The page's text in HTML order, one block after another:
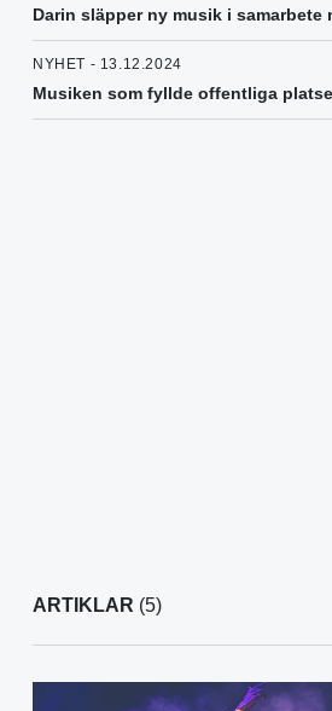
Darin släpper ny musik i samarbete
NYHET - 13.12.2024
Musiken som fyllde offentliga
ARTIKLAR (5)